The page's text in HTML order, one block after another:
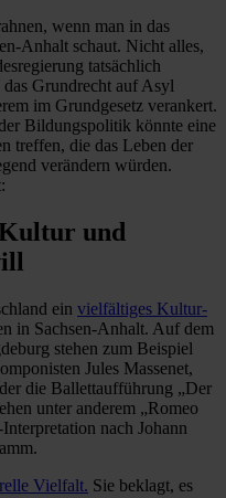
wenn man in das
Anhalt schaut. Nicht alles,
tatsächlich
Grundrecht auf Asyl
im Grundgesetz verankert.
Bildungspolitik könnte eine
treffen, die das Leben der
verändern würden.
und
ein vielfältiges Kultur-
in Sachsen-Anhalt. Auf dem
stehen zum Beispiel
Jules Massenet,
die Ballettaufführung „Der
unter anderem „Romeo
nach Johann
Vielfalt. Sie beklagt, es